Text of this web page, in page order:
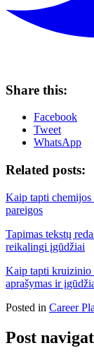
Share this:
Facebook
Tweet
WhatsApp
Related posts:
Kaip tapti
pareigos
Tapimas tekstų
reikalingi įgūdžiai
Kaip tapti kruizinio
aprašymas ir
Posted in Career
Post